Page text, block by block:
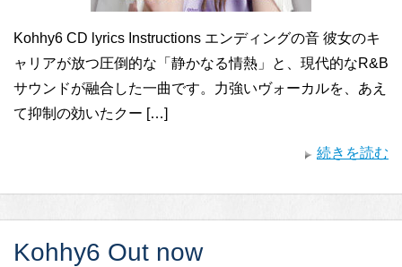
Kohhy6 CD lyrics Instructions エンディングの音 彼女のキ
ャリアが放つ圧倒的な「静かなる情熱」と、現代的なR&B
サウンドが融合した一曲です。力強いヴォーカルを、あえ
て抑制の効いたクー […]
続きを読む
Kohhy6 Out now